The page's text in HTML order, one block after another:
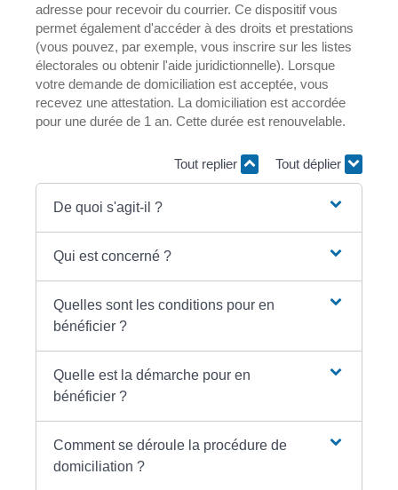
adresse pour recevoir du courrier. Ce dispositif vous
permet également d'accéder à des droits et prestations
(vous pouvez, par exemple, vous inscrire sur les listes
électorales ou obtenir l'aide juridictionnelle). Lorsque
votre demande de domiciliation est acceptée, vous
recevez une attestation. La domiciliation est accordée
pour une durée de 1 an. Cette durée est renouvelable.
Tout replier Tout déplier
De quoi s'agit-il ?
Qui est concerné ?
Quelles sont les conditions pour en
bénéficier ?
Quelle est la démarche pour en
bénéficier ?
Comment se déroule la procédure de
domiciliation ?